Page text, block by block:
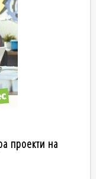
проекти на